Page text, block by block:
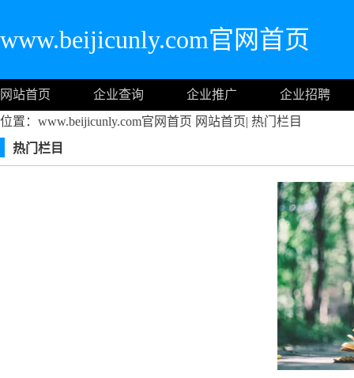
www.beijicunly.com官网首页
网站首页 企业查询 企业推广
企业招聘
位置：www.beijicunly.com官网首页 网站首页| 热门栏目
热门栏目